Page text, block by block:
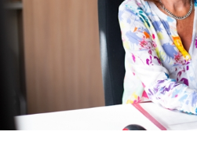
Leichte Sprache
Gebärdensprache